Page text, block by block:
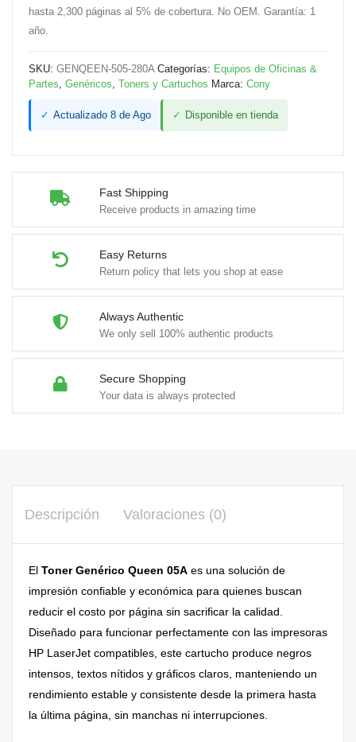
Fast Shipping
Receive products in amazing time
Easy Returns
Return policy that lets you shop at ease
Always Authentic
We only sell 100% authentic products
Secure Shopping
Your data is always protected
hasta 2,300 páginas al 5% de cobertura. No OEM. Garantía: 1
año.
SKU: GENQEEN-505-280A Categorías: Equipos de Oficinas &
Partes Genéricos Toners y Cartuchos Marca: Cony
✓ Actualizado 8 de Ago ✓ Disponible en tienda
Descripción Valoraciones (0)
El Toner Genérico Queen 05A es una solución de
impresión confiable y económica para quienes buscan
reducir el costo por página sin sacrificar la calidad.
Diseñado para funcionar perfectamente con las impresoras
HP LaserJet compatibles, este cartucho produce negros
intensos, textos nítidos y gráficos claros, manteniendo un
rendimiento estable y consistente desde la primera hasta
la última página, sin manchas ni interrupciones.